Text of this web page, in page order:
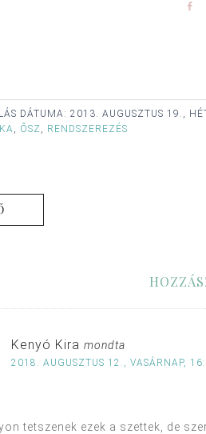
DÁTUMA: 2013. AUGUSZTUS 19.,
, ŐSZ, RENDSZEREZÉS
Kenyó Kira mondta
2018. AUGUSZTUS 12., VASÁRNAP,
tetszenek ezek a szettek, de